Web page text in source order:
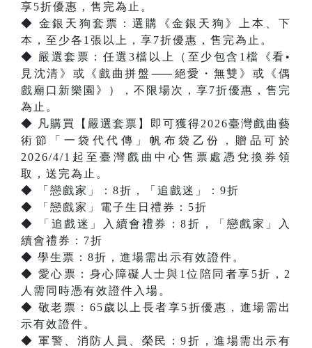
享5折優惠，售完為止。
◆ 金銀天狗套票：選購《金銀天狗》上本、下
本，至少各1張以上，享7折優惠，售完為止。
◆ 嚴選套票：任選3檔以上（至少包含1檔《看•
見沈清》或《戲曲拼盤⸺絕愛・無雙》或《偶
戲廟口新樂園》），不限場次，享7折優惠，售完
為止。
◆ 凡購買【嚴選套票】即可獲得2026臺灣戲曲藝
術節「一袋代代傳」帆布袋乙份，贈品可於
2026/4/1起至臺灣戲曲中心售票處憑兌換券領
取，送完為止。
◆ 「戀戲家」：8折，「追戲迷」：9折
◆ 「戀戲家」電子生日禮券：5折
◆ 「追戲迷」入續會禮券：8折，「戀戲家」入
續會禮券：7折
◆ 學生票：8折，進場需出示有效證件。
◆ 愛心票：身心障礙人士與1位陪同者享5折，2
人需同時憑有效證件入場。
◆ 敬老票：65歲以上長者享5折優惠，進場需出
示有效證件。
◆ 軍警、消防人員、榮民：9折，進場需出示有